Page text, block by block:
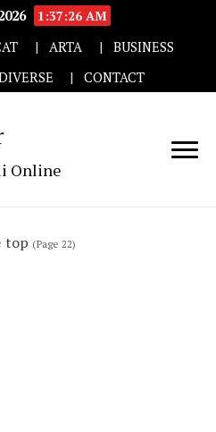
1:37:27 AM
ARTA
BUSINESS
CONTACT
Online
top (Page 22)